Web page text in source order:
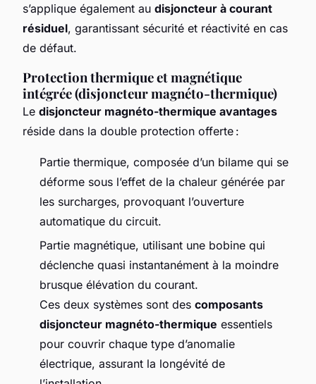
s’applique également au disjoncteur à courant
résiduel, garantissant sécurité et réactivité en cas
de défaut.
Protection thermique et magnétique
intégrée (disjoncteur magnéto-thermique)
Le disjoncteur magnéto-thermique avantages
réside dans la double protection offerte :
Partie thermique, composée d’un bilame qui se
déforme sous l’effet de la chaleur générée par
les surcharges, provoquant l’ouverture
automatique du circuit.
Partie magnétique, utilisant une bobine qui
déclenche quasi instantanément à la moindre
brusque élévation du courant.
Ces deux systèmes sont des composants
disjoncteur magnéto-thermique essentiels
pour couvrir chaque type d’anomalie
électrique, assurant la longévité de